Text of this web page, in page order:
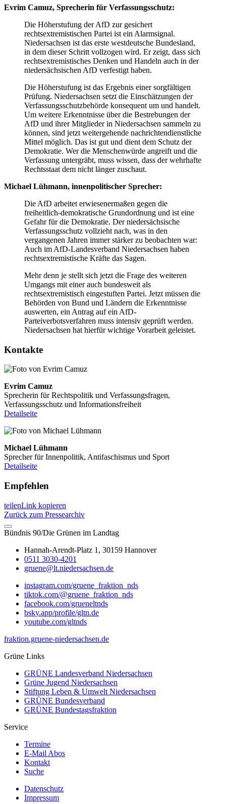
Evrim Camuz, Sprecherin für Verfassungsschutz:
Die Höherstufung der AfD zur gesichert
rechtsextremistischen Partei ist ein Alarmsignal.
Niedersachsen ist das erste westdeutsche Bundesland,
in dem dieser Schritt vollzogen wird. Er zeigt, dass sich
rechtsextremistisches Denken und Handeln auch in der
niedersächsischen AfD verfestigt haben.
Die Höherstufung ist das Ergebnis einer sorgfältigen
Prüfung. Niedersachsen setzt die Einschätzungen der
Verfassungsschutzbehörde konsequent um und handelt.
Um weitere Erkenntnisse über die Bestrebungen der
AfD und ihrer Mitglieder in Niedersachsen sammeln zu
können, sind jetzt weitergehende nachrichtendienstliche
Mittel möglich. Das ist gut und dient dem Schutz der
Demokratie. Wer die Menschenwürde angreift und die
Verfassung untergräbt, muss wissen, dass der wehrhafte
Rechtsstaat dem nicht länger zuschaut.
Michael Lühmann, innenpolitischer Sprecher:
Die AfD arbeitet erwiesenermaßen gegen die
freiheitlich-demokratische Grundordnung und ist eine
Gefahr für die Demokratie. Der niedersächsische
Verfassungsschutz vollzieht nach, was in den
vergangenen Jahren immer stärker zu beobachten war:
Auch im AfD-Landesverband Niedersachsen haben
rechtsextremistische Kräfte das Sagen.
Mehr denn je stellt sich jetzt die Frage des weiteren
Umgangs mit einer auch bundesweit als
rechtsextremistisch eingestuften Partei. Jetzt müssen die
Behörden von Bund und Ländern die Erkenntnisse
auswerten, ein Antrag auf ein AfD-
Parteiverbotsverfahren muss intensiv geprüft werden.
Niedersachsen hat hierfür wichtige Vorarbeit geleistet.
Kontakte
Evrim Camuz
Sprecherin für Rechtspolitik und Verfassungsfragen,
Verfassungsschutz und Informationsfreiheit
Detailseite
Michael Lühmann
Sprecher für Innenpolitik, Antifaschismus und Sport
Detailseite
Empfehlen
teilenLink kopieren
Zurück zum Pressearchiv
Bündnis 90/Die Grünen im Landtag
Hannah-Arendt-Platz 1, 30159 Hannover
0511 3030-4201
gruene@lt.niedersachsen.de
instagram.com/gruene_fraktion_nds
tiktok.com/@gruene_fraktion_nds
facebook.com/grueneltnds
bsky.app/profile/gltn.de
youtube.com/gltnds
fraktion.gruene-niedersachsen.de
Grüne Links
GRÜNE Landesverband Niedersachsen
Grüne Jugend Niedersachsen
Stiftung Leben & Umwelt Niedersachsen
GRÜNE Bundesverband
GRÜNE Bundestagsfraktion
Service
Termine
E-Mail Abos
Kontakt
Suche
Datenschutz
Impressum